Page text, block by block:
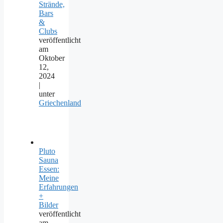
Strände,
Bars
&
Clubs
veröffentlicht
am
Oktober
12,
2024
|
unter
Griechenland
Pluto
Sauna
Essen:
Meine
Erfahrungen
+
Bilder
veröffentlicht